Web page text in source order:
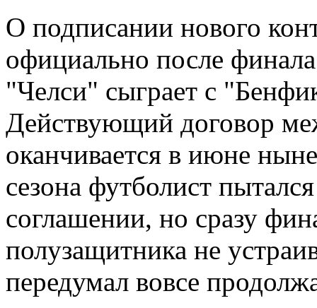
О подписании нового
официально после
"Челси" сыграет с
Действующий договор
оканчивается в июне
сезона футболист
соглашении, но сразу
полузащитника не
передумал вовсе